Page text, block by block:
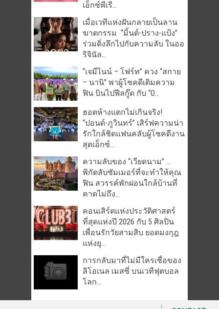
เอ็กซ์พีเรี...
เมื่อเวทีแห่งฝันกลายเป็นลาน
ฆาตกรรม “มิ้นต์-ปราง-แป้ง”
ร่วมดิ่งลึกไปกับความลับ ในออ
ริจินัล...
“เจมีไนน์ – โฟร์ท” ควง “สกาย
– นานิ” พาผู้โชคดีเติมความ
ฟิน บินไปฟีลกู๊ด กับ “O...
ฮอตห้างแตกไม่เกินจริง!
“ปอนด์-ภูวินทร์” เสิร์ฟความน่า
รักใกล้ชิดแฟนคลับผู้โชคดีงาน
สุดเอ็กซ์...
ความลับของ “เวียดนาม” …
พิกัดลับซัมเมอร์ที่จะทำให้คุณ
ฟิน สวรรค์พักผ่อนใกล้บ้านที่
คาดไม่ถึง...
คอนเสิร์ตแห่งประวัติศาสตร์
ที่สุดแห่งปี 2026 กับ 5 ศิลปิน
เพื่อนรักวัยสามสิบ ยอดมงกุฎ
แห่งยุ...
การกลับมาที่ไม่มีใครเชื่อของ
ลิโอเนล เมสซี่ บนเวทีฟุตบอล
โลก...